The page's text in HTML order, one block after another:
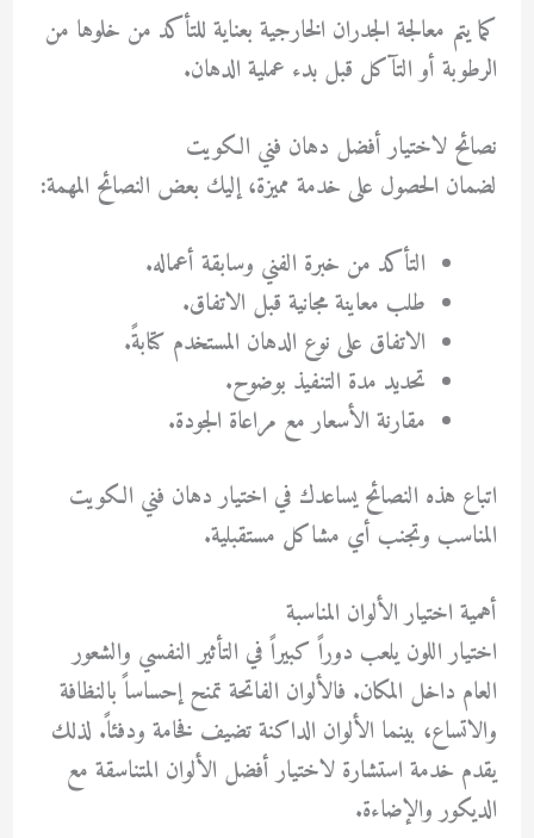
كما يتم معالجة الجدران الخارجية بعناية للتأكد من خلوها من
الرطوبة أو التآكل قبل بدء عملية الدهان.
نصائح لاختيار أفضل دهان فني الكويت
لضمان الحصول على خدمة مميزة، إليك بعض النصائح المهمة:
التأكد من خبرة الفني وسابقة أعماله.
طلب معاينة مجانية قبل الاتفاق.
الاتفاق على نوع الدهان المستخدم كتابةً.
تحديد مدة التنفيذ بوضوح.
مقارنة الأسعار مع مراعاة الجودة.
اتباع هذه النصائح يساعدك في اختيار دهان فني الكويت
المناسب وتجنب أي مشاكل مستقبلية.
أهمية اختيار الألوان المناسبة
اختيار اللون يلعب دوراً كبيراً في التأثير النفسي والشعور
العام داخل المكان. فالألوان الفاتحة تمنح إحساساً بالنظافة
والاتساع، بينما الألوان الداكنة تضيف فخامة ودفئاً. لذلك
يقدم خدمة استشارة لاختيار أفضل الألوان المتناسقة مع
الديكور والإضاءة.